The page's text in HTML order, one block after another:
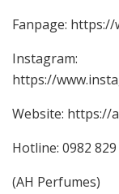
Fanpage:
Instagram:
https://
Website: https://
Hotline: 0982 829
(AH Perfumes)